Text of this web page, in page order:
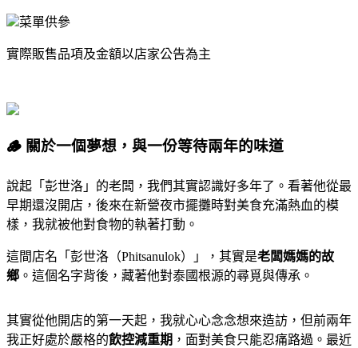
菜單供參
實際販售品項及金額以店家公告為主
🪵 關於一個夢想，與一份等待兩年的味道
說起「彭世洛」的老闆，我們其實認識好多年了。看著他從最
早期還沒開店，後來在新營夜市擺攤時對美食充滿熱血的模
樣，我就被他對食物的執著打動。
這間店名「彭世洛（Phitsanulok）」，其實是老闆媽媽的故
鄉 。這個名字背後，藏著他對泰國根源的尋覓與傳承。
其實從他開店的第一天起，我就心心念念想來造訪，但前兩年
我正好處於嚴格的飲控減重期 ，面對美食只能忍痛路過。最近